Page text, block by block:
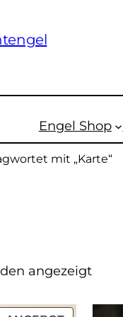
Engel Shop
mit „Karte“
angezeigt